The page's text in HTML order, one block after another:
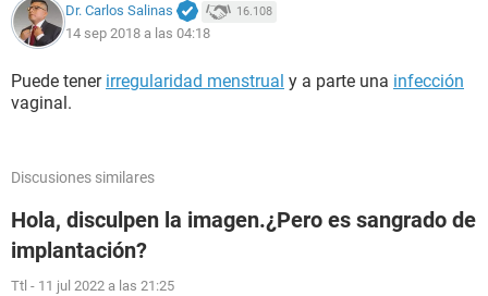
Dr. Carlos Salinas 16.108
14 sep 2018 a las 04:18
Puede tener irregularidad menstrual y a parte una infección
vaginal.
Discusiones similares
Hola, disculpen la imagen.¿Pero es sangrado de
implantación?
Ttl - 11 jul 2022 a las 21:25